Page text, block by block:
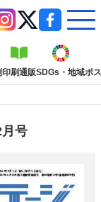
印刷通販SDGs・地域ポ
号